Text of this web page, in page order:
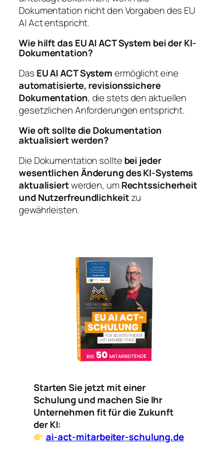
Dokumentation nicht den Vorgaben des EU
AI Act entspricht.
Wie hilft das EU AI ACT System bei der KI-
Dokumentation?
Das EU AI ACT Systemermöglicht eine
automatisierte, revisionssichere
Dokumentation, die stets den aktuellen
gesetzlichen Anforderungen entspricht.
Wie oft sollte die Dokumentation
aktualisiert werden?
Die Dokumentation sollte bei jeder
wesentlichen Änderung des KI-Systems
aktualisiertwerden, umRechtssicherheit
und Nutzerfreundlichkeitzu
gewährleisten.
Starten Sie jetzt mit einer
Schulung und machen Sie Ihr
Unternehmen fit für die Zukunft
der KI:
ai-act-mitarbeiter-schulung.de